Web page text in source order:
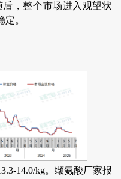
，整个市场进入观望状
。
14.0/kg。缬氨酸厂家报